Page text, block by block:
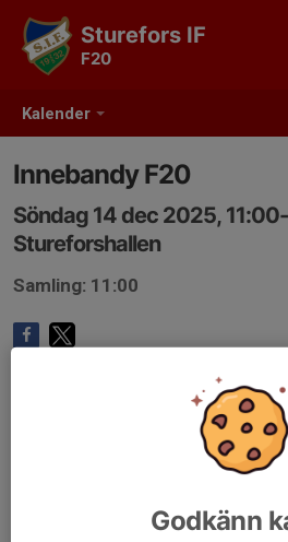
Kalender
Sturefors IF
F20
Innebandy F20
Söndag 14 dec 2025,
Stureforshallen
Samling: 11:00
Godkänn